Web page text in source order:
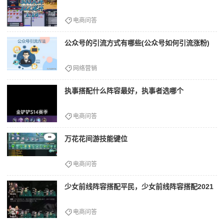
电商问答
公众号的引流方式有哪些(公众号如何引流涨粉)
网络营销
执事搭配什么阵容最好，执事者选哪个
电商问答
万花花间游技能键位
电商问答
少女前线阵容搭配平民，少女前线阵容搭配2021
电商问答